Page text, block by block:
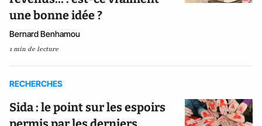
une bonne idée ?
Bernard Benhamou
1 min de lecture
RECHERCHES
Sida : le point sur les espoirs